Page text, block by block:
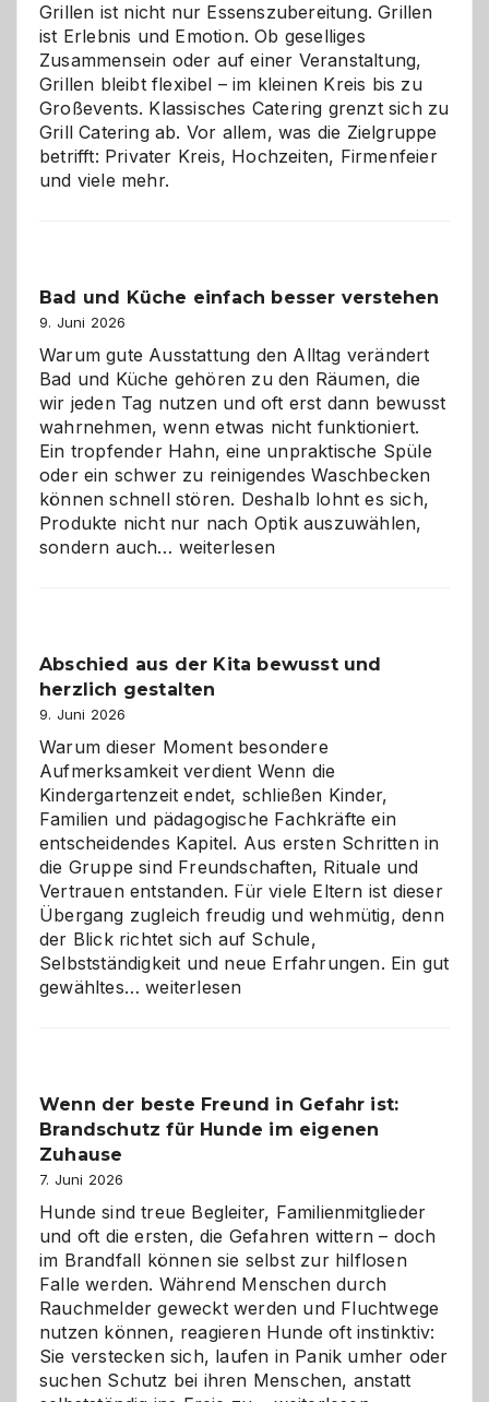
Grillen ist nicht nur Essenszubereitung. Grillen
ist Erlebnis und Emotion. Ob geselliges
Zusammensein oder auf einer Veranstaltung,
Grillen bleibt flexibel – im kleinen Kreis bis zu
Großevents. Klassisches Catering grenzt sich zu
Grill Catering ab. Vor allem, was die Zielgruppe
betrifft: Privater Kreis, Hochzeiten, Firmenfeier
und viele mehr.
Bad und Küche einfach besser verstehen
9. Juni 2026
Warum gute Ausstattung den Alltag verändert
Bad und Küche gehören zu den Räumen, die
wir jeden Tag nutzen und oft erst dann bewusst
wahrnehmen, wenn etwas nicht funktioniert.
Ein tropfender Hahn, eine unpraktische Spüle
oder ein schwer zu reinigendes Waschbecken
können schnell stören. Deshalb lohnt es sich,
Produkte nicht nur nach Optik auszuwählen,
sondern auch… Bad
verstehen
weiterlesen
Abschied aus der Kita bewusst und
herzlich gestalten
9. Juni 2026
Warum dieser Moment besondere
Aufmerksamkeit verdient Wenn die
Kindergartenzeit endet, schließen Kinder,
Familien und pädagogische Fachkräfte ein
entscheidendes Kapitel. Aus ersten Schritten in
die Gruppe sind Freundschaften, Rituale und
Vertrauen entstanden. Für viele Eltern ist dieser
Übergang zugleich freudig und wehmütig, denn
der Blick richtet sich auf Schule,
Selbstständigkeit und neue Erfahrungen. Ein gut
gewähltes…Abschied
und
herzlich
weiterlesen
Wenn der beste Freund in Gefahr ist:
Brandschutz für Hunde im eigenen
Zuhause
7. Juni 2026
Hunde sind treue Begleiter, Familienmitglieder
und oft die ersten, die Gefahren wittern – doch
im Brandfall können sie selbst zur hilflosen
Falle werden. Während Menschen durch
Rauchmelder geweckt werden und Fluchtwege
nutzen können, reagieren Hunde oft instinktiv:
Sie verstecken sich, laufen in Panik umher oder
suchen Schutz bei ihren Menschen, anstatt